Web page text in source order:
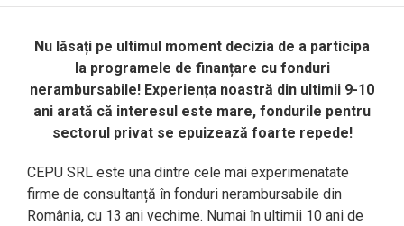
Nu lăsați pe ultimul moment decizia de a participa
la programele de finanțare cu fonduri
nerambursabile! Experiența noastră din ultimii 9-10
ani arată că interesul este mare, fondurile pentru
sectorul privat se epuizează foarte repede!
CEPU SRL este una dintre cele mai experimenatate
firme de consultanță în fonduri nerambursabile din
România, cu 13 ani vechime. Numai în ultimii 10 ani de